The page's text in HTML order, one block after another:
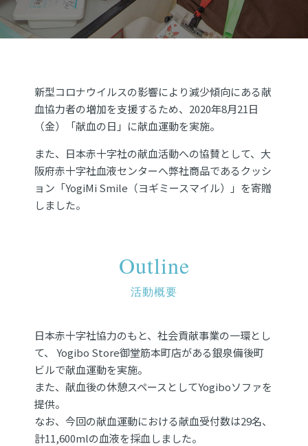
新型コロナウイルスの影響により減少傾向にある献
血協力者の増加を支援するため、2020年8月21日
（金）「献血の日」に献血運動を実施。
また、日本赤十字社の献血活動への協賛として、大
阪府赤十字社血液センターへ弊社商品であるクッシ
ョン「YogiMi Smile（ヨギミースマイル）」を寄贈
しました。
Outline
活動概要
日本赤十字社協力のもと、社会貢献事業の一環とし
て、 Yogibo Store御堂筋本町店がある銀泉備後町
ビルで献血運動を実施。
また、献血後の休憩スペースとしてYogiboソファを
提供。
なお、今回の献血運動における献血受付数は29名、
計11,600mlの血液を採血しました。